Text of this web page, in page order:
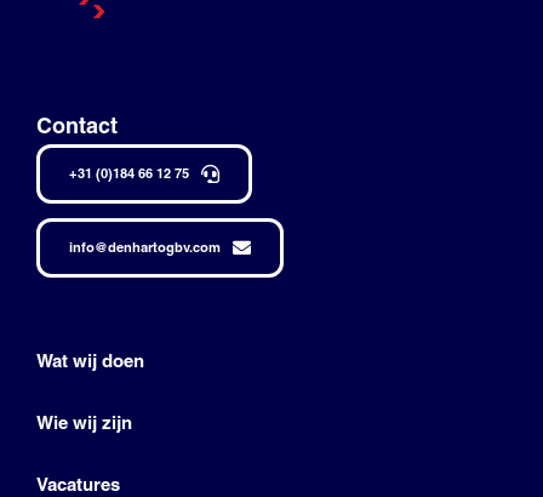
Contact
+31 (0)184 66 12 75
info@denhartogbv.com
Wat wij doen
Wie wij zijn
Vacatures